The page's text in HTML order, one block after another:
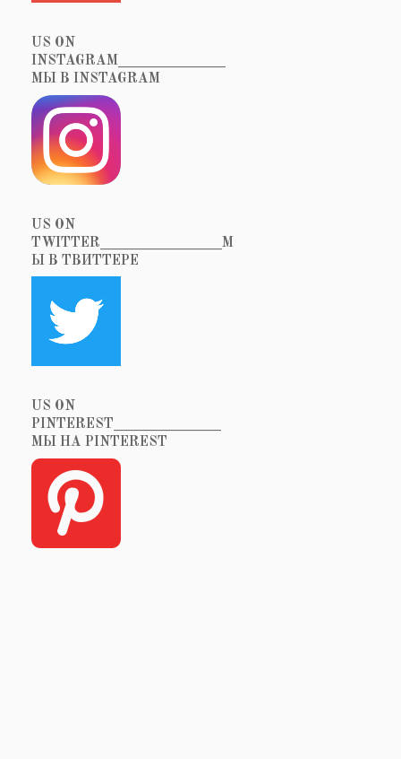
US ON
INSTAGRAM_______________
МЫ В INSTAGRAM
US ON
TWITTER_________________М
Ы В ТВИТТЕРЕ
US ON
PINTEREST_______________
МЫ НА PINTEREST